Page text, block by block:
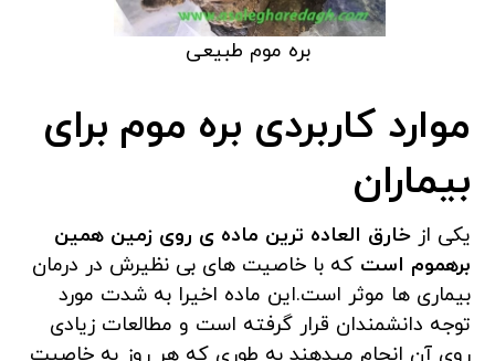
بره موم طبیعی
موارد کاربردی بره موم برای
بیماران
یکی ازخارق العاده ترین ماده ی روی زمین همین
برهموم است که با خاصیت های بی نظیرش در درمان
بیماری ها موثر است.این ماده اخیرا به شدت مورد
توجه دانشمندان قرار گرفته است و مطالعات زیادی
روی آن انجام میدهند به طوری که هر روز به خاصیت